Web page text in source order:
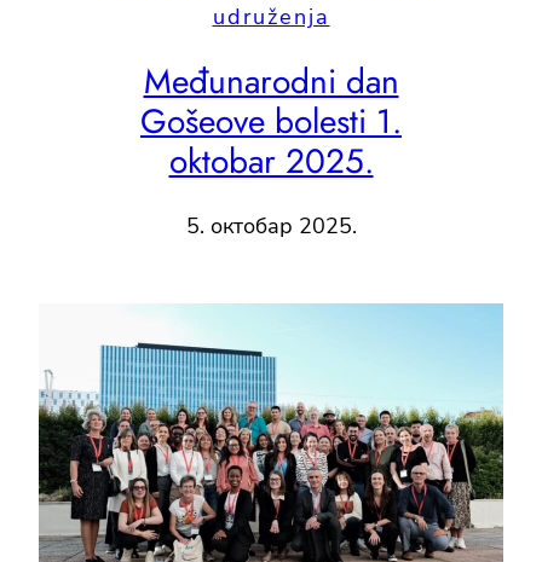
udruženja
Međunarodni dan
Gošeove bolesti 1.
oktobar 2025.
5. октобар 2025.